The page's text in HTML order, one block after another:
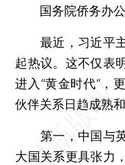
国务院侨务办公
最近，习近平主
起热议。这不仅表
进入“黄金时代”，
伙伴关系日趋成熟
第一，中国与英
大国关系更具张力